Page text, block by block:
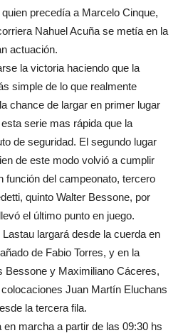
precedía a Marcelo Cinque,
Nahuel Acuña se metía en la
actuación.
la victoria haciendo que la
simple de lo que realmente
chance de largar en primer lugar
serie mas rápida que la
de seguridad. El segundo lugar
de este modo volvió a cumplir
función del campeonato, tercero
quinto Walter Bessone, por
el último punto en juego.
largará desde la cuerda en
de Fabio Torres, y en la
Bessone y Maximiliano Cáceres,
Juan Martín Eluchans
la tercera fila.
marcha a partir de las 09:30 hs